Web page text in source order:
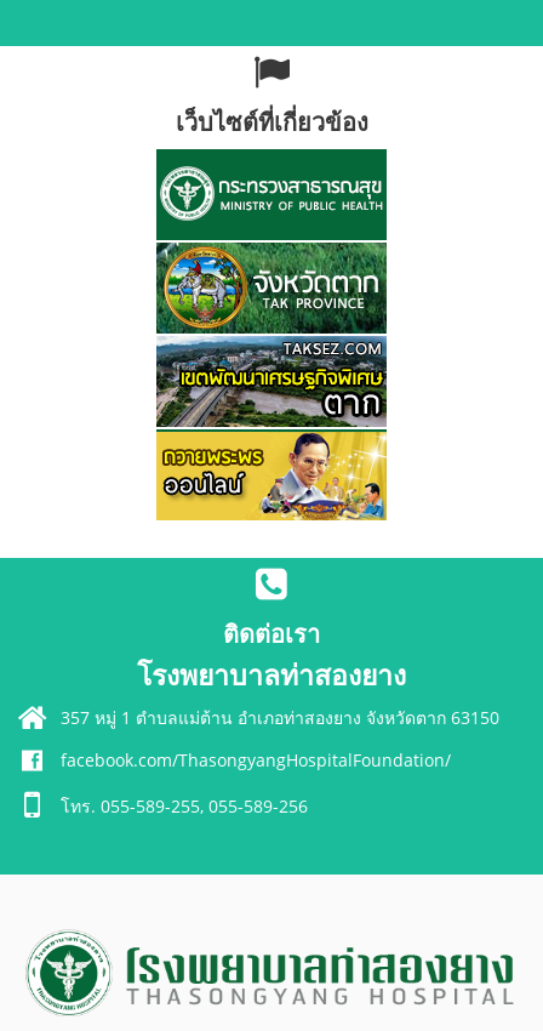
เว็บไซต์ที่เกี่ยวข้อง
ติดต่อเรา
โรงพยาบาลท่าสองยาง
357 หมู่ 1 ตำบลแม่ต้าน อำเภอท่าสองยาง จังหวัดตาก 63150
facebook.com/ThasongyangHospitalFoundation/
โทร. 055-589-255, 055-589-256